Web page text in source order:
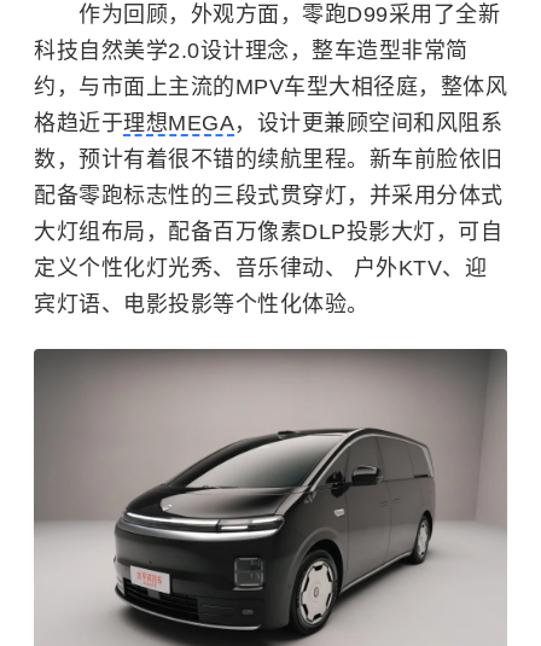
作为回顾，外观方面，零跑D99采用了全新
科技自然美学2.0设计理念，整车造型非常简
约，与市面上主流的MPV车型大相径庭，整体风
格趋近于理想MEGA，设计更兼顾空间和风阻系
数，预计有着很不错的续航里程。新车前脸依旧
配备零跑标志性的三段式贯穿灯，并采用分体式
大灯组布局，配备百万像素DLP投影大灯，可自
定义个性化灯光秀、音乐律动、 户外KTV、迎
宾灯语、电影投影等个性化体验。